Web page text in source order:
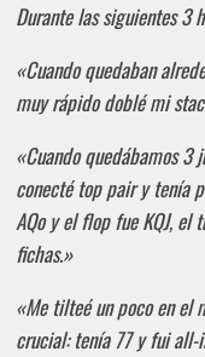
Durante las siguientes 3
«Cuando quedaban
muy rápido doblé mi
«Cuando quedábamos
conecté top pair y tenía
AQo y el flop fue KQJ,
fichas.»
«Me tilteé un poco en el
crucial: tenía 77 y fui all-